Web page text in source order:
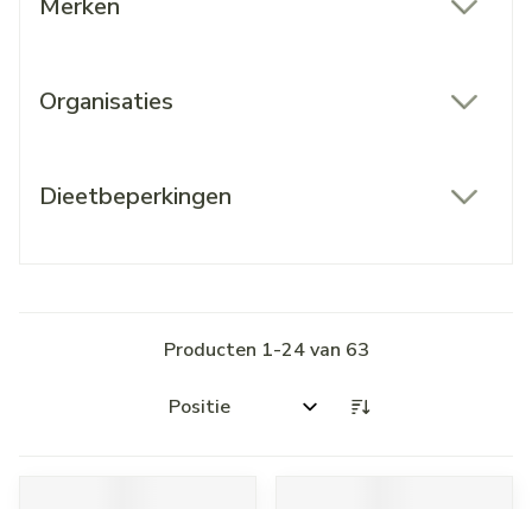
Merken
Organisaties
Dieetbeperkingen
Producten 1-24van 63
Sorteer op: